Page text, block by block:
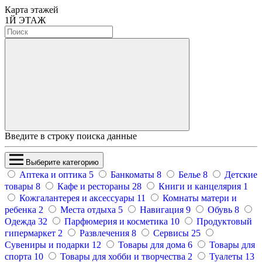
Карта этажей
1Й ЭТАЖ
Введите в строку поиска данные
Выберите категорию
Аптека и оптика 5 Банкоматы 8 Белье 8
Детские
товары 8 Кафе и рестораны 28 Книги и канцелярия 1
Кожгалантерея и аксессуары 11
Комнаты матери и
ребенка 2 Места отдыха 5 Навигация 9 Обувь 8
Одежда 32 Парфюмерия и косметика 10
Продуктовый
гипермаркет 2 Развлечения 8 Сервисы 25
Сувениры и подарки 12 Товары для дома 6
Товары для
спорта 10 Товары для хобби и творчества 2 Туалеты 13